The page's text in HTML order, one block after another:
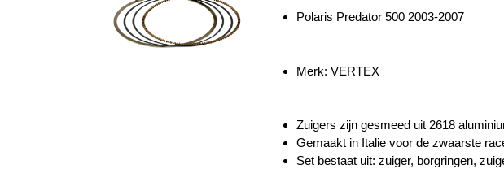
Polaris Predator 500 2003-2007
Merk: VERTEX
Zuigers zijn gesmeed uit 2618
Gemaakt in Italie voor de zwaarste
Set bestaat uit: zuiger, borgringen,